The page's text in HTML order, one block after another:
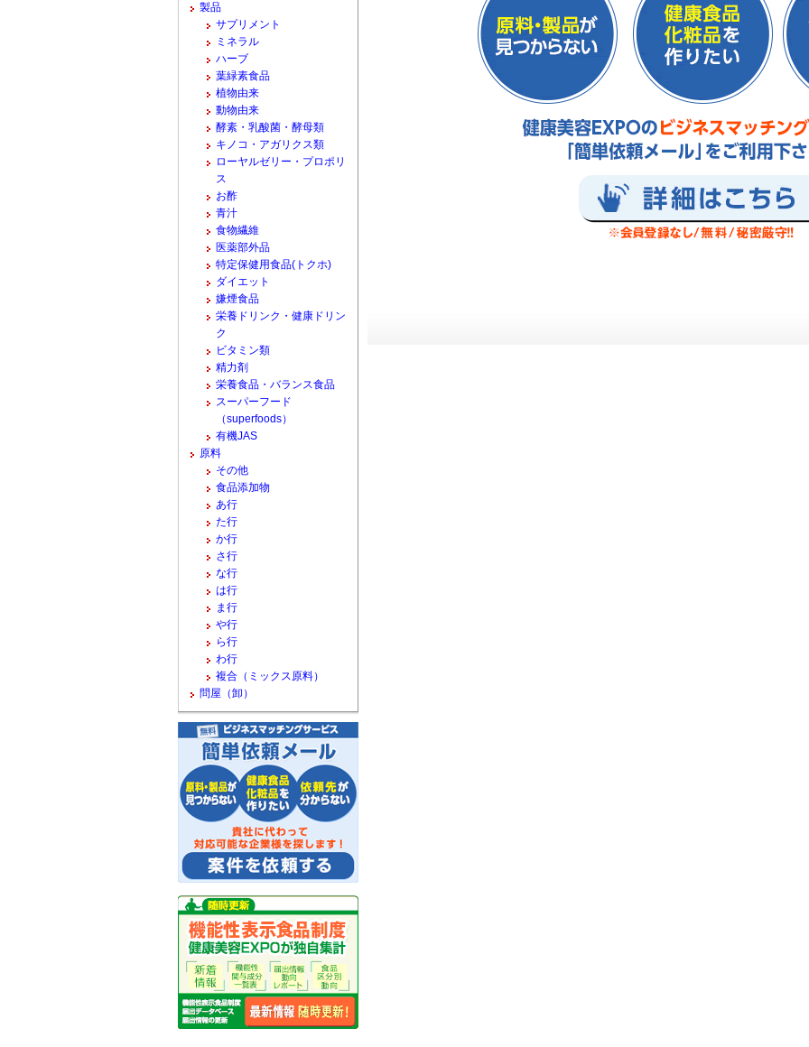
製品
サプリメント
ミネラル
ハーブ
葉緑素食品
植物由来
動物由来
酵素・乳酸菌・酵母類
キノコ・アガリクス類
ローヤルゼリー・プロポリ
ス
お酢
青汁
食物繊維
医薬部外品
特定保健用食品(トクホ)
ダイエット
嫌煙食品
栄養ドリンク・健康ドリン
ク
ビタミン類
精力剤
栄養食品・バランス食品
スーパーフード
（superfoods）
有機JAS
原料
その他
食品添加物
あ行
た行
か行
さ行
な行
は行
ま行
や行
ら行
わ行
複合（ミックス原料）
問屋（卸）